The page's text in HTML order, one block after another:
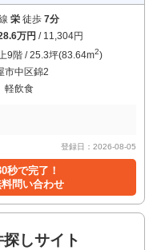
栄 徒歩 7分
万円 / 11,304円
9階 / 25.3坪(83.64m2)
市中区錦2
軽飲食
登録日：2026-08-05
秒で完了！
問い合わせ
しサイト